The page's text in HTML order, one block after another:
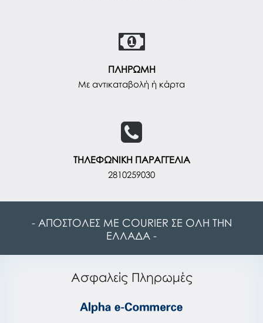
ΠΛΗΡΩΜΗ
Με αντικαταβολή ή κάρτα
ΤΗΛΕΦΩΝΙΚΗ ΠΑΡΑΓΓΕΛΙΑ
2810259030
- ΑΠΟΣΤΟΛΕΣ ΜΕ COURIER ΣΕ ΟΛΗ ΤΗΝ
ΕΛΛΑΔΑ -
Ασφαλείς Πληρωμές